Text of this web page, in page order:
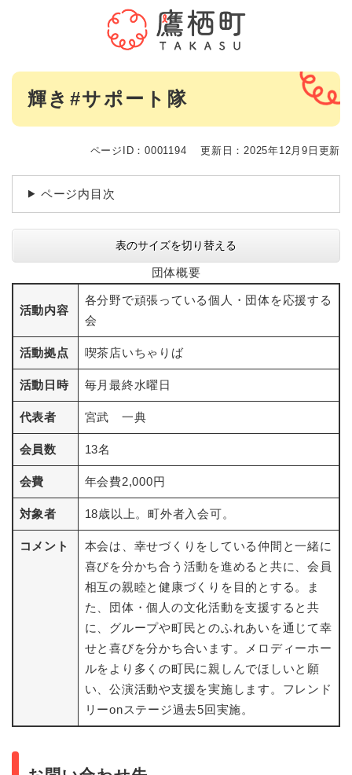
メニューを飛ばして本文へ
本
輝き#サポート隊
ページID：0001194 更新日：2025年12月9日更新
ページ内目次
表のサイズを切り替える
団体概要
活動内容
各分野で頑張っている個人・団体を応援する
会
活動拠点 喫茶店いちゃりば
活動日時 毎月最終水曜日
代表者 宮武 一典
会員数 13名
会費 年会費2,000円
対象者 18歳以上。町外者入会可。
コメント
本会は、幸せづくりをしている仲間と一緒に
喜びを分かち合う活動を進めると共に、会員
相互の親睦と健康づくりを目的とする。ま
た、団体・個人の文化活動を支援すると共
に、グループや町民とのふれあいを通じて幸
せと喜びを分かち合います。メロディーホー
ルをより多くの町民に親しんでほしいと願
い、公演活動や支援を実施します。フレンド
リーonステージ過去5回実施。